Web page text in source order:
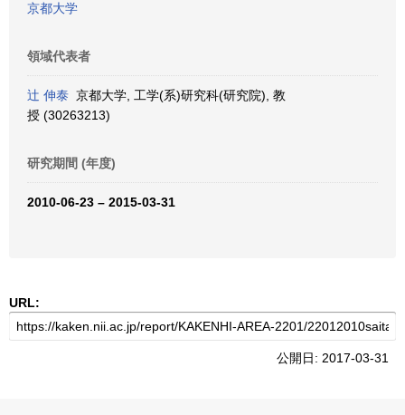
京都大学
領域代表者
辻 伸泰 京都大学, 工学(系)研究科(研究院), 教
授 (30263213)
研究期間 (年度)
2010-06-23 – 2015-03-31
URL:
公開日: 2017-03-31